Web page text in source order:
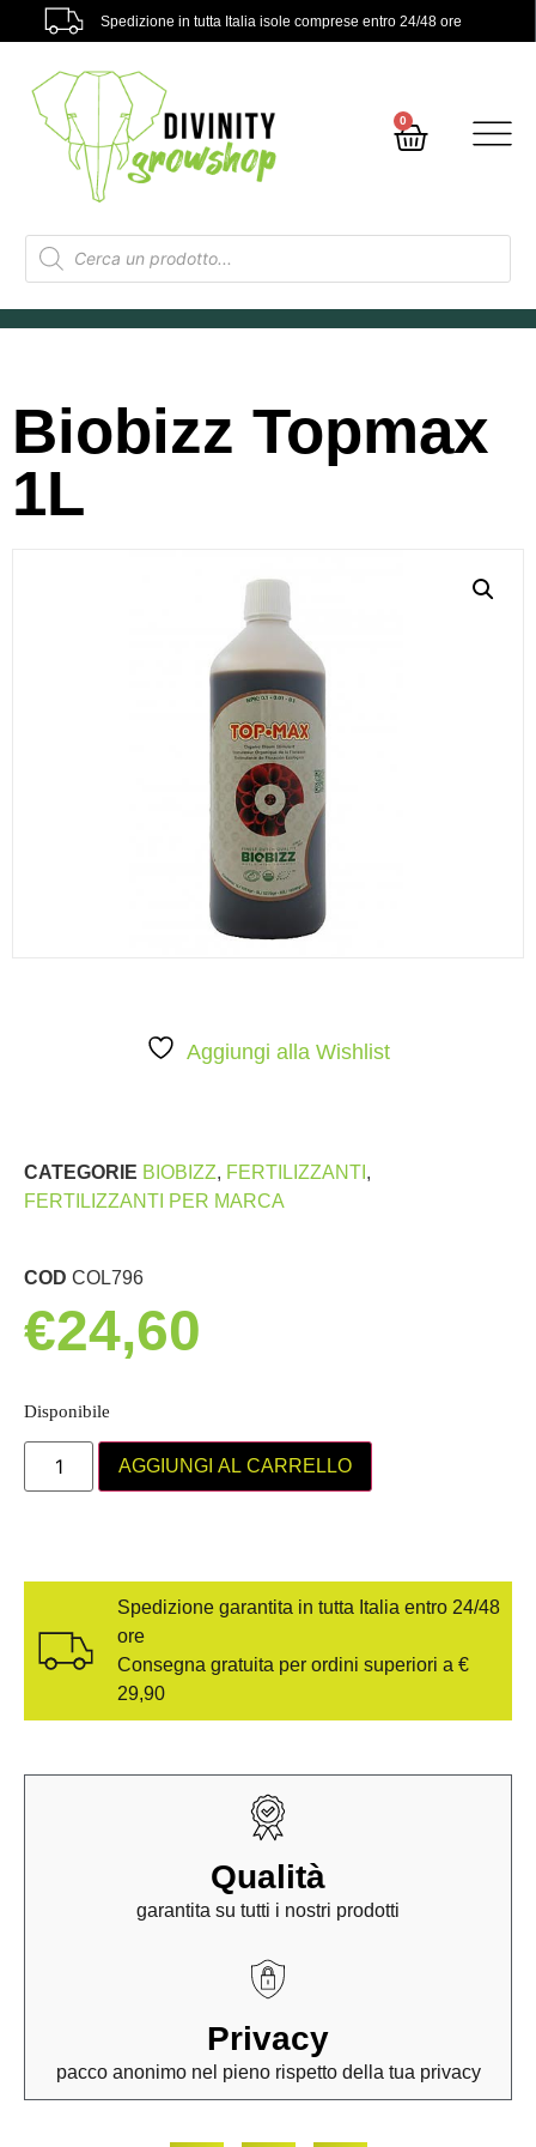
Spedizione in tutta Italia isole comprese entro 24/48 ore
0
Biobizz Topmax
1L
Aggiungi alla Wishlist
CATEGORIE BIOBIZZ, FERTILIZZANTI ,
FERTILIZZANTI PER MARCA
COD COL796
€24,60
Disponibile
AGGIUNGI AL CARRELLO
Spedizione garantita in tutta Italia entro 24/48
ore
Consegna gratuita per ordini superiori a €
29,90
Qualità
garantita su tutti i nostri prodotti
Privacy
pacco anonimo nel pieno rispetto della tua privacy